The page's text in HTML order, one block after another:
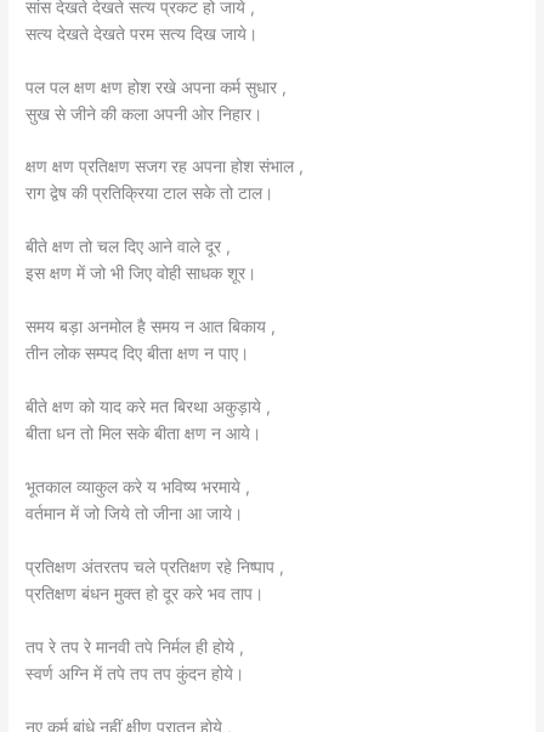
सांस देखते देखते सत्य प्रकट हो जाये ,
सत्य देखते देखते परम सत्य दिख जाये।
पल पल क्षण क्षण होश रखे अपना कर्म सुधार ,
सुख से जीने की कला अपनी ओर निहार।
क्षण क्षण प्रतिक्षण सजग रह अपना होश संभाल ,
राग द्वेष की प्रतिक्रिया टाल सके तो टाल।
बीते क्षण तो चल दिए आने वाले दूर ,
इस क्षण में जो भी जिए वोही साधक शूर।
समय बड़ा अनमोल है समय न आत बिकाय ,
तीन लोक सम्पद दिए बीता क्षण न पाए।
बीते क्षण को याद करे मत बिरथा अकुड़ाये ,
बीता धन तो मिल सके बीता क्षण न आये।
भूतकाल व्याकुल करे य भविष्य भरमाये ,
वर्तमान में जो जिये तो जीना आ जाये।
प्रतिक्षण अंतरतप चले प्रतिक्षण रहे निष्पाप ,
प्रतिक्षण बंधन मुक्त हो दूर करे भव ताप।
तप रे तप रे मानवी तपे निर्मल ही होये ,
स्वर्ण अग्नि में तपे तप तप कुंदन होये।
नए कर्म बांधे नहीं क्षीण पुरातन होये ,